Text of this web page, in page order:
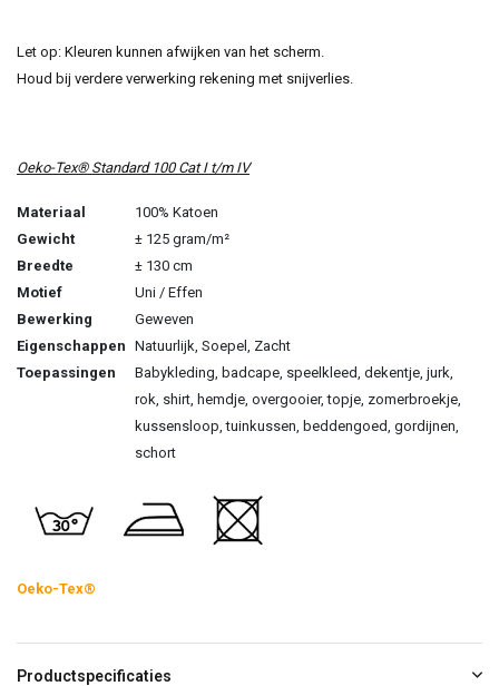
Let op: Kleuren kunnen afwijken van het scherm.
Houd bij verdere verwerking rekening met snijverlies.
Oeko-Tex® Standard 100 Cat I t/m IV
Materiaal
100% Katoen
Gewicht
± 125 gram/m²
Breedte
± 130 cm
Motief
Uni / Effen
Bewerking
Geweven
Eigenschappen Natuurlijk, Soepel, Zacht
Toepassingen
Babykleding, badcape, speelkleed, dekentje, jurk,
rok, shirt, hemdje, overgooier, topje, zomerbroekje,
kussensloop, tuinkussen, beddengoed, gordijnen,
schort
Oeko-Tex®
Productspecificaties